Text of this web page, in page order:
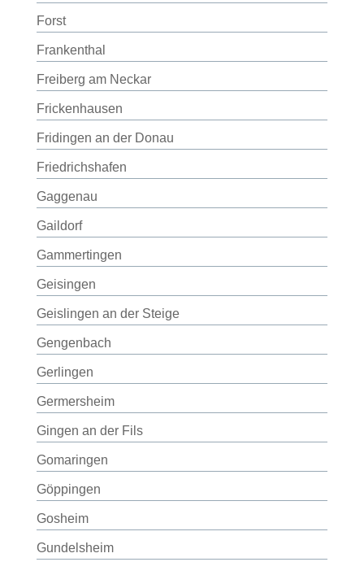
Forst
Frankenthal
Freiberg am Neckar
Frickenhausen
Fridingen an der Donau
Friedrichshafen
Gaggenau
Gaildorf
Gammertingen
Geisingen
Geislingen an der Steige
Gengenbach
Gerlingen
Germersheim
Gingen an der Fils
Gomaringen
Göppingen
Gosheim
Gundelsheim